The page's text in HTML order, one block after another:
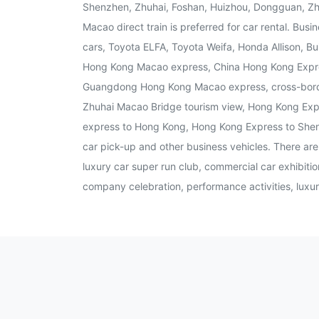
Shenzhen, Zhuhai, Foshan, Huizhou, Dongguan,
Macao direct train is preferred for car rental.
cars, Toyota ELFA, Toyota Weifa, Honda Allison,
Hong Kong Macao express, China Hong Kong
Guangdong Hong Kong Macao express, cross-
Zhuhai Macao Bridge tourism view, Hong Kong
express to Hong Kong, Hong Kong Express to
car pick-up and other business vehicles. There
luxury car super run club, commercial car
company celebration, performance activities,